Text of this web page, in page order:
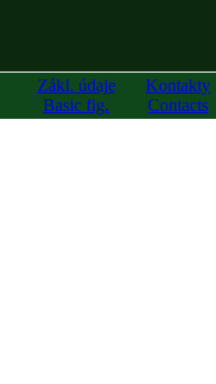
Zákl. údaje
Basic fig.
Kontakty
Contacts